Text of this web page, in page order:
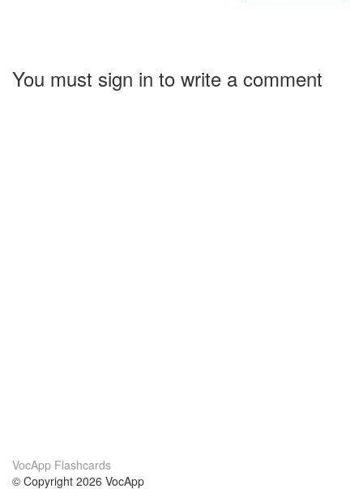
You must sign in to write a comment
VocApp Flashcards
© Copyright 2026 VocApp